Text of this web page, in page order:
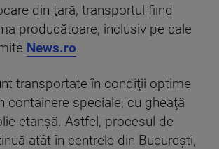
din ţară, transportul fiind
producătoare, inclusiv pe cale
News.ro.
transportate în condiţii optime
containere speciale, cu gheaţă
etanşă. Astfel, procesul de
atât în centrele din Bucureşti,